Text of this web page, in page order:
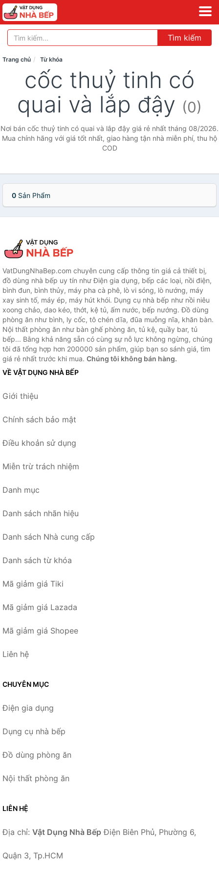
Tìm kiếm
Trang chủ Từ khóa
cốc thuỷ tinh có
quai và lắp đậy (0)
Nơi bán cốc thuỷ tinh có quai và lắp đậy giá rẻ nhất tháng 08/2026.
Mua chính hãng với giá tốt nhất, giao hàng tận nhà miễn phí, thu hộ
COD
0 Sản Phẩm
VatDungNhaBep.com chuyên cung cấp thông tin giá cả thiết bị,
đồ dùng nhà bếp uy tín như Điện gia dụng, bếp các loại, nồi điện,
bình đun, bình thủy, máy pha cà phê, lò vi sóng, lò nướng, máy
xay sinh tố, máy ép, máy hút khói. Dụng cụ nhà bếp như nồi niêu
xoong chảo, dao kéo, thớt, kệ tủ, ấm nước, bếp nướng. Đồ dùng
phòng ăn như bình, ly cốc, tô chén dĩa, đũa muỗng nĩa, khăn bàn.
Nội thất phòng ăn như bàn ghế phòng ăn, tủ kệ, quầy bar, tủ
bếp... Bằng khả năng sẵn có cùng sự nỗ lực không ngừng, chúng
tôi đã tổng hợp hơn 200000 sản phẩm, giúp bạn so sánh giá, tìm
giá rẻ nhất trước khi mua. Chúng tôi không bán hàng.
VỀ VẬT DỤNG NHÀ BẾP
Giới thiệu
Chính sách bảo mật
Điều khoản sử dụng
Miễn trừ trách nhiệm
Danh mục
Danh sách nhãn hiệu
Danh sách Nhà cung cấp
Danh sách từ khóa
Mã giảm giá Tiki
Mã giảm giá Lazada
Mã giảm giá Shopee
Liên hệ
CHUYÊN MỤC
Điện gia dụng
Dụng cụ nhà bếp
Đồ dùng phòng ăn
Nội thất phòng ăn
LIÊN HỆ
Địa chỉ: Vật Dụng Nhà Bếp Điện Biên Phủ, Phường 6,
Quận 3, Tp.HCM